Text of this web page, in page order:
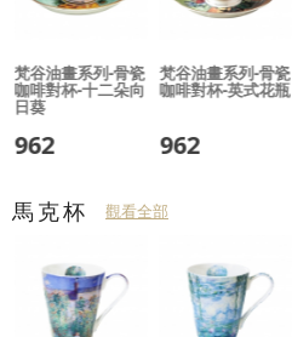
梵谷油畫系列-骨瓷
咖啡對杯-十二朵向
日葵
962
梵谷油畫系列-骨瓷
咖啡對杯-英式花瓶
962
馬克杯 觀看全部